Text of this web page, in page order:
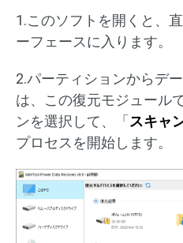
1.このソフトを開くと、直
ーフェースに入ります。
2.パーティションからデ
は、この復元モジュール
ンを選択して、「 スキャ
プロセスを開始します。